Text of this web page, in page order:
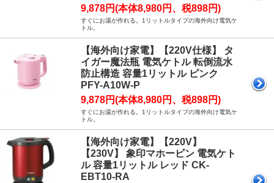
9,878円(本体8,980円、税898円)
すぐにお湯が作れる。1リットルタイプの海外向け電気ケ
トル。
【海外向け家電】【220V仕様】 タ
イガー魔法瓶 電気ケトル 転倒流水
防止構造 容量1リットル ピンク
PFY-A10W-P
9,878円(本体8,980円、税898円)
すぐにお湯が作れる。1リットルタイプの海外向け電気ケ
トル。
【海外向け家電】【220V】
【230V】 象印マホービン 電気ケト
ル 容量1リットル レッド CK-
EBT10-RA